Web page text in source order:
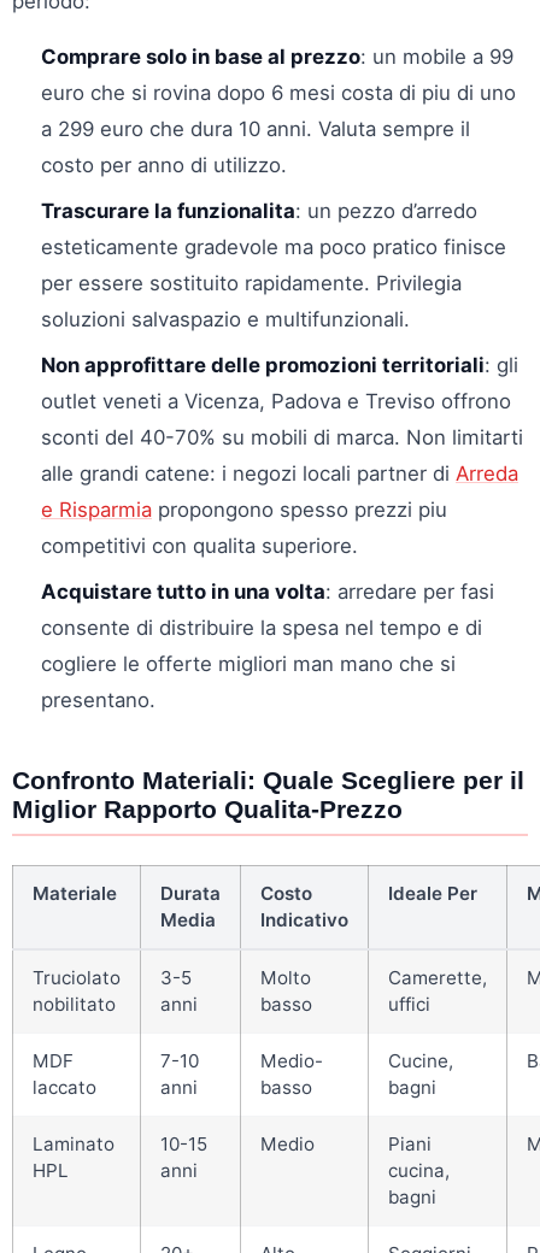
Comprare solo in base al prezzo: un mobile a 99
euro che si rovina dopo 6 mesi costa di piu di uno
a 299 euro che dura 10 anni. Valuta sempre il
costo per anno di utilizzo.
Trascurare la funzionalita: un pezzo d’arredo
esteticamente gradevole ma poco pratico finisce
per essere sostituito rapidamente. Privilegia
soluzioni salvaspazio e multifunzionali.
Non approfittare delle promozioni territoriali: gli
outlet veneti a Vicenza, Padova e Treviso offrono
sconti del 40-70% su mobili di marca. Non limitarti
alle grandi catene: i negozi locali partner di Arreda
e Risparmia propongono spesso prezzi piu
competitivi con qualita superiore.
Acquistare tutto in una volta: arredare per fasi
consente di distribuire la spesa nel tempo e di
cogliere le offerte migliori man mano che si
presentano.
Confronto Materiali: Quale Scegliere per il
Miglior Rapporto Qualita-Prezzo
Materiale
Durata
Media
Costo
Indicativo
Ideale Per
Truciolato
nobilitato
3-5
anni
Molto
basso
Camerette,
uffici
MDF
laccato
7-10
anni
Medio-
basso
Cucine,
bagni
Laminato
HPL
10-15
anni
Medio
Piani
cucina,
bagni